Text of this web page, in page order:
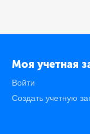
Моя учетная
Войти
Создать учетную